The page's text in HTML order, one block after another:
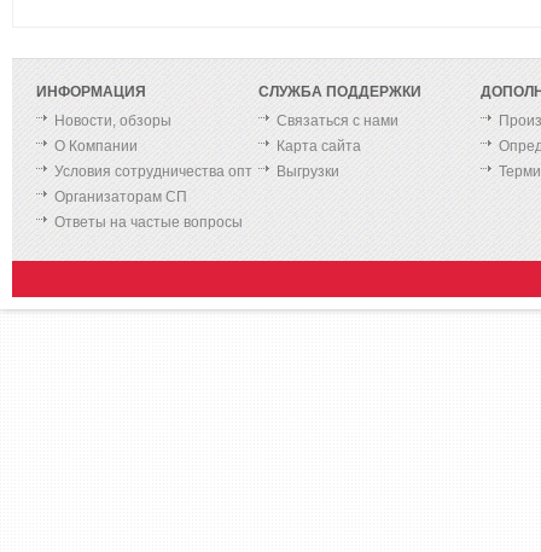
ИНФОРМАЦИЯ
Новости, обзоры
О Компании
Условия сотрудничества опт
Организаторам СП
Ответы на частые вопросы
СЛУЖБА ПОДДЕРЖКИ
Связаться с нами
Карта сайта
Выгрузки